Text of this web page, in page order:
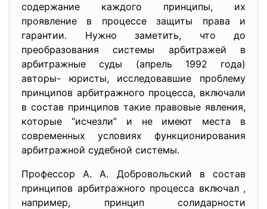
содержание каждого принципы, их
проявление в процессе защиты права и
гарантии. Нужно заметить, что до
преобразования системы арбитражей в
арбитражные суды (апрель 1992 года)
авторы- юристы, исследовавшие проблему
принципов арбитражного процесса, включали
в состав принципов такие правовые явления,
которые “исчезли” и не имеют места в
современных условиях функционирования
арбитражной судебной системы.
Профессор А. А. Добровольский в состав
принципов арбитражного процесса включал ,
например, принцип солидарности